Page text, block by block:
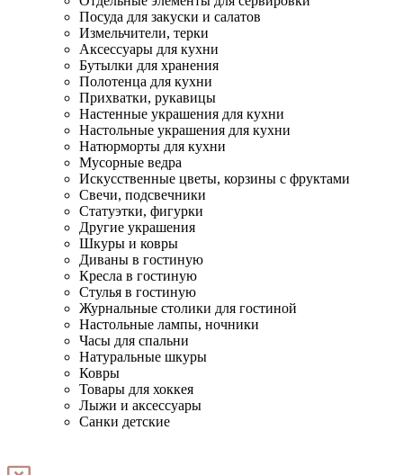
Посуда для закуски и салатов
Измельчители, терки
Аксессуары для кухни
Бутылки для хранения
Полотенца для кухни
Прихватки, рукавицы
Настенные украшения для кухни
Настольные украшения для кухни
Натюрморты для кухни
Мусорные ведра
Искусственные цветы, корзины с фруктами
Свечи, подсвечники
Статуэтки, фигурки
Другие украшения
Шкуры и ковры
Диваны в гостиную
Кресла в гостиную
Стулья в гостиную
Журнальные столики для гостиной
Настольные лампы, ночники
Часы для спальни
Натуральные шкуры
Ковры
Товары для хоккея
Лыжи и аксессуары
Санки детские